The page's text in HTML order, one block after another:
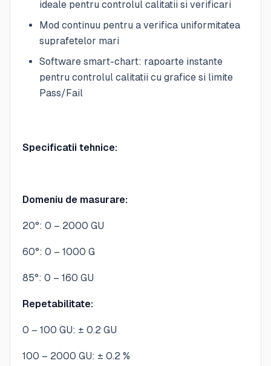
ideale pentru controlul calitatii si verificari
Mod continuu pentru a verifica uniformitatea
suprafetelor mari
Software smart-chart: rapoarte instante
pentru controlul calitatii cu grafice si limite
Pass/Fail
Specificatii tehnice:
Domeniu de masurare:
20°: 0 – 2000 GU
60°: 0 – 1000 G
85°: 0 – 160 GU
Repetabilitate:
0 – 100 GU: ± 0.2 GU
100 – 2000 GU: ± 0.2 %